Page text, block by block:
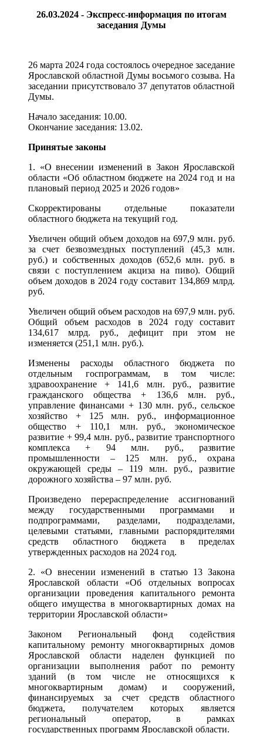
26.03.2024 - Экспресс-информация по итогам
заседания Думы
26 марта 2024 года состоялось очередное заседание
Ярославской областной Думы восьмого созыва. На
заседании присутствовало 37 депутатов областной
Думы.
Начало заседания: 10.00.
Окончание заседания: 13.02.
Принятые законы
1. «О внесении изменений в Закон Ярославской
области «Об областном бюджете на 2024 год и на
плановый период 2025 и 2026 годов»
Скорректированы отдельные показатели
областного бюджета на текущий год.
Увеличен общий объем доходов на 697,9 млн. руб.
за счет безвозмездных поступлений (45,3 млн.
руб.) и собственных доходов (652,6 млн. руб. в
связи с поступлением акциза на пиво). Общий
объем доходов в 2024 году составит 134,869 млрд.
руб.
Увеличен общий объем расходов на 697,9 млн. руб.
Общий объем расходов в 2024 году составит
134,617 млрд. руб., дефицит при этом не
изменяется (251,1 млн. руб.).
Изменены расходы областного бюджета по
отдельным госпрограммам, в том числе:
здравоохранение + 141,6 млн. руб., развитие
гражданского общества + 136,6 млн. руб.,
управление финансами + 130 млн. руб., сельское
хозяйство + 125 млн. руб., информационное
общество + 110,1 млн. руб., экономическое
развитие + 99,4 млн. руб., развитие транспортного
комплекса + 94 млн. руб., развитие
промышленности – 125 млн. руб., охрана
окружающей среды – 119 млн. руб., развитие
дорожного хозяйства – 97 млн. руб.
Произведено перераспределение ассигнований
между государственными программами и
подпрограммами, разделами, подразделами,
целевыми статьями, главными распорядителями
средств областного бюджета в пределах
утвержденных расходов на 2024 год.
2. «О внесении изменений в статью 13 Закона
Ярославской области «Об отдельных вопросах
организации проведения капитального ремонта
общего имущества в многоквартирных домах на
территории Ярославской области»
Законом Региональный фонд содействия
капитальному ремонту многоквартирных домов
Ярославской области наделен функцией по
организации выполнения работ по ремонту
зданий (в том числе не относящихся к
многоквартирным домам) и сооружений,
финансируемых за счет средств областного
бюджета, получателем которых является
региональный оператор, в рамках
государственных программ Ярославской области.